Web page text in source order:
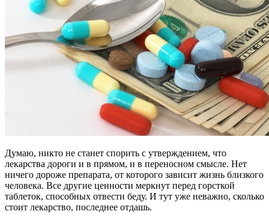
Думаю, никто не станет спорить с утверждением, что
лекарства дороги и в прямом, и в переносном смысле. Нет
ничего дороже препарата, от которого зависит жизнь близкого
человека. Все другие ценности меркнут перед горсткой
таблеток, способных отвести беду. И тут уже неважно, сколько
стоит лекарство, последнее отдашь.